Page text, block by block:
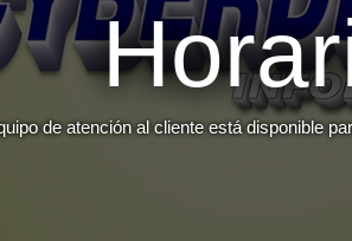
de atención al cliente está disponible